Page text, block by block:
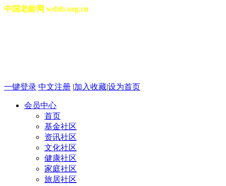
中国老龄网 wdzb.org.cn
一键登录 中文注册 |加入收藏|设为首页
会员中心
首页
基金社区
资讯社区
文化社区
健康社区
家庭社区
旅居社区